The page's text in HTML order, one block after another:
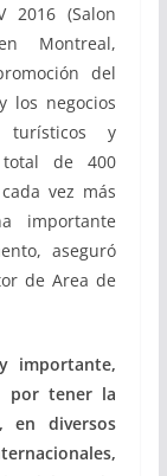
(Salon
Montreal,
del
los negocios
turísticos y
total de 400
vez más
importante
aseguró
de Area de
importante,
por tener la
en diversos